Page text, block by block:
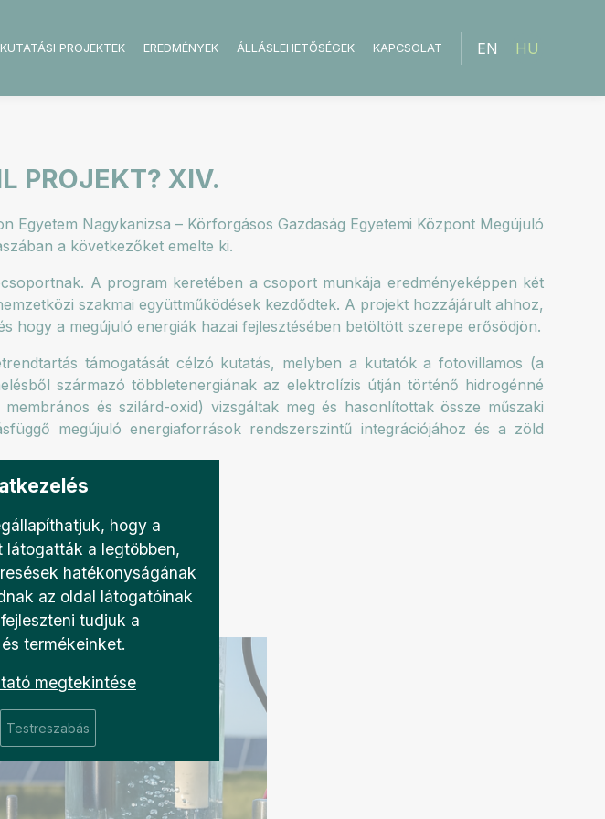
KUTATÁSI PROJEKTEK EREDMÉNYEK ÁLLÁSLEHETŐSÉGEK KAPCSOLAT EN HU
PROJEKT? XIV.
Nagykanizsa – Körforgásos Gazdaság Egyetemi Központ Megújuló
a következőket emelte ki.
A program keretében a csoport munkája eredményeképpen két
szakmai együttműködések kezdődtek. A projekt hozzájárult ahhoz,
hogy a megújuló energiák hazai fejlesztésében betöltött szerepe erősödjön.
támogatását célzó kutatás, melyben a kutatók a fotovillamos (a
származó többletenergiának az elektrolízis útján történő hidrogénné
és szilárd-oxid) vizsgáltak meg és hasonlítottak össze műszaki
megújuló energiaforrások rendszerszintű integrációjához és a zöld
7620/ad1c07
hogy a
látogatták a legtöbben,
hatékonyságának
az oldal látogatóinak
tudjuk a
termékeinket.
megtekintése
Testreszabás